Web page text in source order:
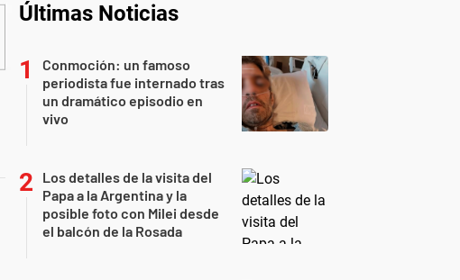
Últimas Noticias
Conmoción: un famoso
periodista fue internado tras
un dramático episodio en
vivo
Los detalles de la visita del
Papa a la Argentina y la
posible foto con Milei desde
el balcón de la Rosada